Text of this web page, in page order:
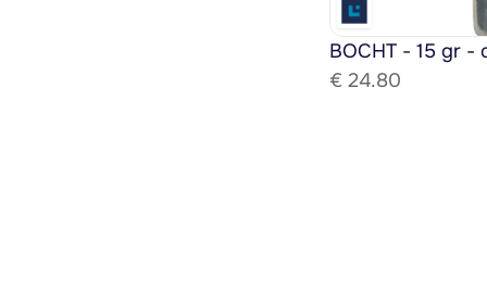
BOCHT - 15 gr -
€ 24.80